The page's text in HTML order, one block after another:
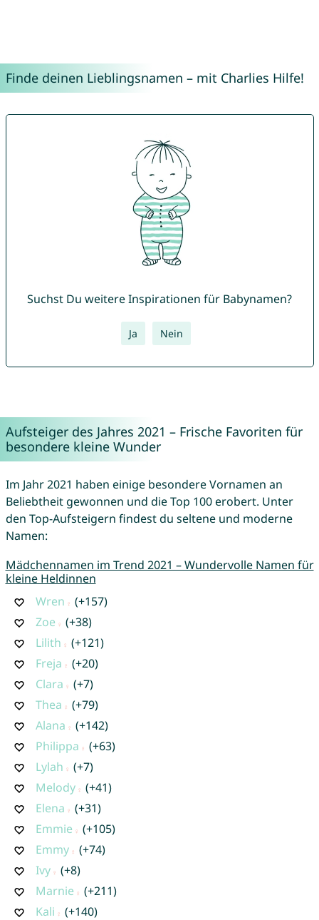
Finde deinen Lieblingsnamen – mit Charlies Hilfe!
Suchst Du weitere Inspirationen für Babynamen?
Ja Nein
Aufsteiger des Jahres 2021 – Frische Favoriten für
besondere kleine Wunder
Im Jahr 2021 haben einige besondere Vornamen an
Beliebtheit gewonnen und die Top 100 erobert. Unter
den Top-Aufsteigern findest du seltene und moderne
Namen:
Mädchennamen im Trend 2021 – Wundervolle Namen für
kleine Heldinnen
Wren
(+157)
Zoe
(+38)
Lilith
(+121)
Freja
(+20)
Clara
(+7)
Thea
(+79)
Alana
(+142)
Philippa
(+63)
Lylah
(+7)
Melody
(+41)
Elena
(+31)
Emmie
(+105)
Emmy
(+74)
Ivy
(+8)
Marnie
(+211)
Kali
(+140)